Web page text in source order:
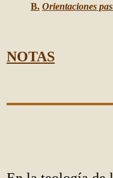
B. Orientaciones
NOTAS